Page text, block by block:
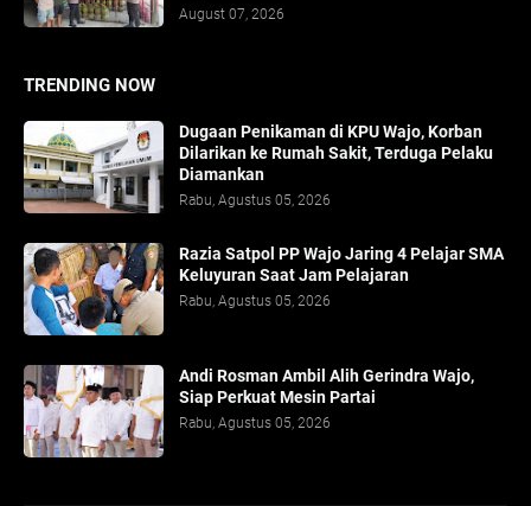
August 07, 2026
TRENDING NOW
Dugaan Penikaman di KPU Wajo, Korban
Dilarikan ke Rumah Sakit, Terduga Pelaku
Diamankan
Rabu, Agustus 05, 2026
Razia Satpol PP Wajo Jaring 4 Pelajar SMA
Keluyuran Saat Jam Pelajaran
Rabu, Agustus 05, 2026
Andi Rosman Ambil Alih Gerindra Wajo,
Siap Perkuat Mesin Partai
Rabu, Agustus 05, 2026